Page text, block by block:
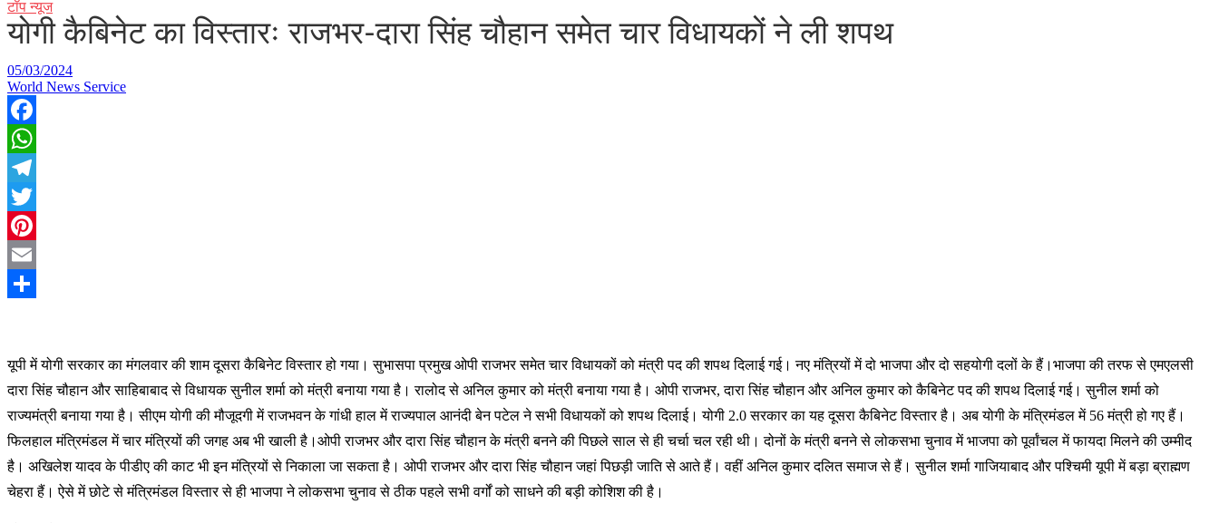
टॉप न्यूज
योगी कैबिनेट का विस्तारः राजभर-दारा सिंह चौहान समेत चार विधायकों ने ली शपथ
05/03/2024
World News Service
Facebook
WhatsApp
Telegram
Twitter
Pinterest
Email
यूपी में योगी सरकार का मंगलवार की शाम दूसरा कैबिनेट विस्तार हो गया। सुभासपा प्रमुख ओपी राजभर समेत चार विधायकों को मंत्री पद की शपथ दिलाई गई। नए मंत्रियों में दो भाजपा और दो सहयोगी दलों के हैं।भाजपा की तरफ से एमएलसी
दारा सिंह चौहान और साहिबाबाद से विधायक सुनील शर्मा को मंत्री बनाया गया है। रालोद से अनिल कुमार को मंत्री बनाया गया है। ओपी राजभर, दारा सिंह चौहान और अनिल कुमार को कैबिनेट पद की शपथ दिलाई गई। सुनील शर्मा को
राज्यमंत्री बनाया गया है। सीएम योगी की मौजूदगी में राजभवन के गांधी हाल में राज्यपाल आनंदी बेन पटेल ने सभी विधायकों को शपथ दिलाई। योगी 2.0 सरकार का यह दूसरा कैबिनेट विस्तार है। अब योगी के मंत्रिमंडल में 56 मंत्री हो गए हैं।
फिलहाल मंत्रिमंडल में चार मंत्रियों की जगह अब भी खाली है।ओपी राजभर और दारा सिंह चौहान के मंत्री बनने की पिछले साल से ही चर्चा चल रही थी। दोनों के मंत्री बनने से लोकसभा चुनाव में भाजपा को पूर्वांचल में फायदा मिलने की उम्मीद
है। अखिलेश यादव के पीडीए की काट भी इन मंत्रियों से निकाला जा सकता है। ओपी राजभर और दारा सिंह चौहान जहां पिछड़ी जाति से आते हैं। वहीं अनिल कुमार दलित समाज से हैं। सुनील शर्मा गाजियाबाद और पश्चिमी यूपी में बड़ा ब्राह्मण
चेहरा हैं। ऐसे में छोटे से मंत्रिमंडल विस्तार से ही भाजपा ने लोकसभा चुनाव से ठीक पहले सभी वर्गों को साधने की बड़ी कोशिश की है।